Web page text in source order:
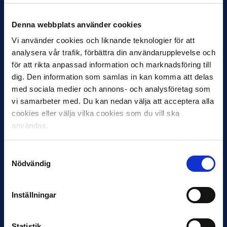
Denna webbplats använder cookies
Vi använder cookies och liknande teknologier för att
analysera vår trafik, förbättra din användarupplevelse och
för att rikta anpassad information och marknadsföring till
dig. Den information som samlas in kan komma att delas
med sociala medier och annons- och analysföretag som
vi samarbeter med. Du kan nedan välja att acceptera alla
cookies eller välja vilka cookies som du vill ska
användas.
Nödvändig
Inställningar
matcher per säsong i Allsvenskan, nu är det över 30.
Samtidigt har folk längre och längre karriärer, så är man
bara i Sverige ett tag så kan man nå upp till 400
matcher. Det är andra förutsättningar idag.
Sven Andersson om …
… sin allsvenska debut:
– Jag vet ju att det var för ÖIS hemma mot Malmö FF,
1981. Robert Prytz gjorde mål för Malmö i alla fall, och vi
vann med 3-1. Men det är i stort sett det jag kommer
“Blåvitt” borta i sista omgången, sticker ut. I ÖIS var det